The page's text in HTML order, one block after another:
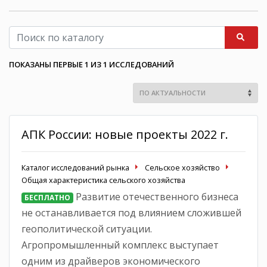
ПОКАЗАНЫ ПЕРВЫЕ 1 ИЗ 1 ИССЛЕДОВАНИЙ
АПК России: новые проекты 2022 г.
Каталог исследований рынка
Сельское хозяйство
Общая характеристика сельского хозяйства
БЕСПЛАТНО Развитие отечественного бизнеса
не останавливается под влиянием сложившей
геополитической ситуации.
Агропромышленный комплекс выступает
одним из драйверов экономического